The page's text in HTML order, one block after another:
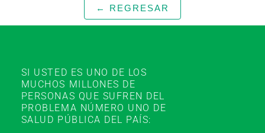
← REGRESAR
SI USTED ES UNO DE LOS
MUCHOS MILLONES DE
PERSONAS QUE SUFREN DEL
PROBLEMA NÚMERO UNO DE
SALUD PÚBLICA DEL PAÍS: